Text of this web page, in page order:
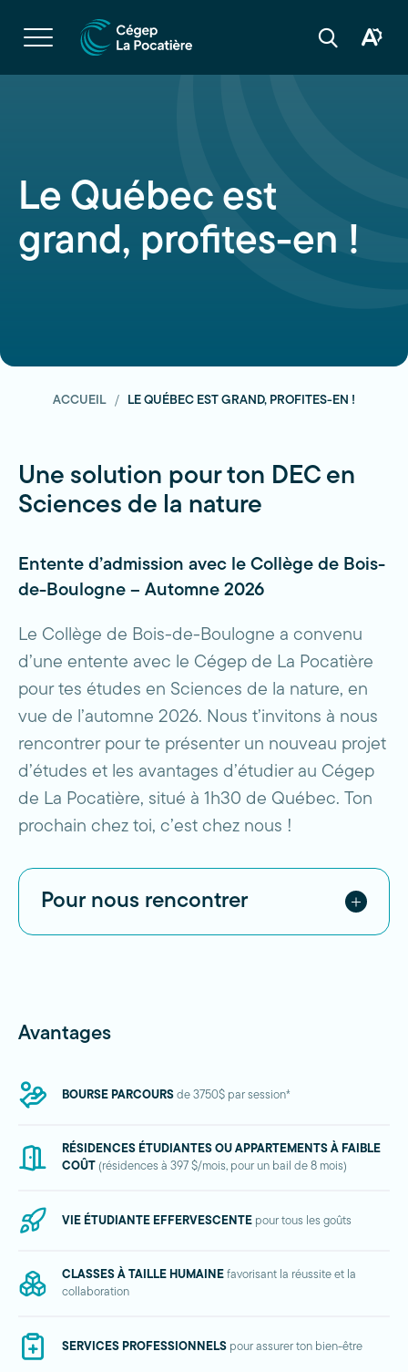
Ouvrir
la
navigation
Ouvrir
Ouvrir
Le Québec est
grand, profites-en !
ACCUEIL LE QUÉBEC EST GRAND, PROFITES-EN !
Une solution pour ton DEC en
Sciences de la nature
Entente d’admission avec le Collège de Bois-
de-Boulogne – Automne 2026
Le Collège de Bois-de-Boulogne a convenu
d’une entente avec le Cégep de La Pocatière
pour tes études en Sciences de la nature, en
vue de l’automne 2026. Nous t’invitons à nous
rencontrer pour te présenter un nouveau projet
d’études et les avantages d’étudier au Cégep
de La Pocatière, situé à 1h30 de Québec. Ton
prochain chez toi, c’est chez nous !
Pour nous rencontrer
Avantages
BOURSE PARCOURS de 3750$ par session*
RÉSIDENCES ÉTUDIANTES OU APPARTEMENTS À FAIBLE
COÛT (résidences à 397 $/mois, pour un bail de 8 mois)
VIE ÉTUDIANTE EFFERVESCENTE pour tous les goûts
CLASSES À TAILLE HUMAINE favorisant la réussite et la
collaboration
SERVICES PROFESSIONNELS pour assurer ton bien-être